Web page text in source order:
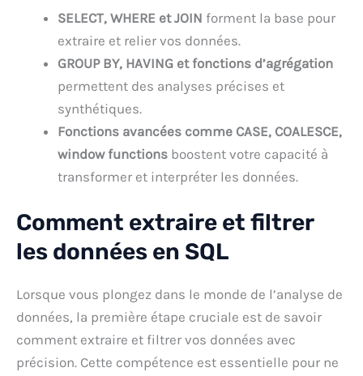
SELECT, WHERE et JOIN forment la base pour
extraire et relier vos données.
GROUP BY, HAVING et fonctions d’agrégation
permettent des analyses précises et
synthétiques.
Fonctions avancées comme CASE, COALESCE,
window functions boostent votre capacité à
transformer et interpréter les données.
Comment extraire et filtrer
les données en SQL
Lorsque vous plongez dans le monde de l’analyse de
données, la première étape cruciale est de savoir
comment extraire et filtrer vos données avec
précision. Cette compétence est essentielle pour ne